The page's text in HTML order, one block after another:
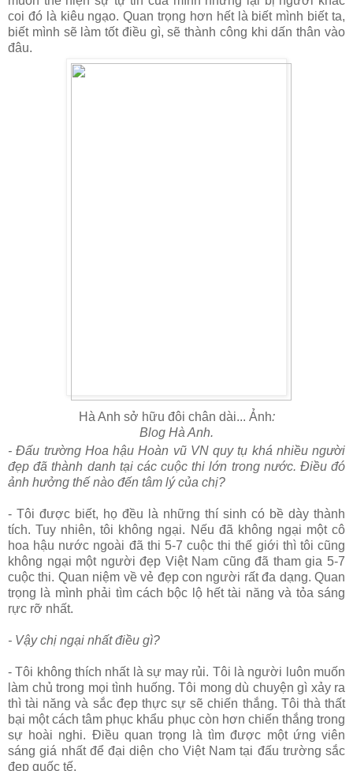
coi đó là kiêu ngạo. Quan trọng hơn hết là biết mình biết ta,
biết mình sẽ làm tốt điều gì, sẽ thành công khi dấn thân vào
đâu.
Hà Anh sở hữu đôi chân dài... Ảnh:
Blog Hà Anh.
- Đấu trường Hoa hậu Hoàn vũ VN quy tụ khá nhiều người
đẹp đã thành danh tại các cuộc thi lớn trong nước. Điều đó
ảnh hưởng thế nào đến tâm lý của chị?
- Tôi được biết, họ đều là những thí sinh có bề dày thành
tích. Tuy nhiên, tôi không ngại. Nếu đã không ngại một cô
hoa hậu nước ngoài đã thi 5-7 cuộc thi thế giới thì tôi cũng
không ngại một người đẹp Việt Nam cũng đã tham gia 5-7
cuộc thi. Quan niệm về vẻ đẹp con người rất đa dạng. Quan
trọng là mình phải tìm cách bộc lộ hết tài năng và tỏa sáng
rực rỡ nhất.
- Vậy chị ngại nhất điều gì?
- Tôi không thích nhất là sự may rủi. Tôi là người luôn muốn
làm chủ trong mọi tình huống. Tôi mong dù chuyện gì xảy ra
thì tài năng và sắc đẹp thực sự sẽ chiến thắng. Tôi thà thất
bại một cách tâm phục khẩu phục còn hơn chiến thắng trong
sự hoài nghi. Điều quan trọng là tìm được một ứng viên
sáng giá nhất để đại diện cho Việt Nam tại đấu trường sắc
đẹp quốc tế.